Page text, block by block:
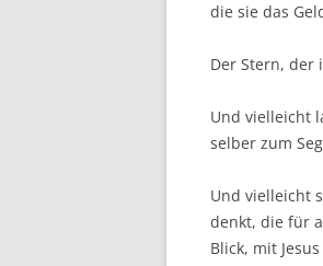
die sie das
Der Stern, der
Und vielleicht
selber zum
Und vielleicht
denkt, die für
Blick, mit